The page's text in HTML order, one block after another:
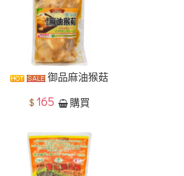
御品麻油猴菇
$ 165 購買